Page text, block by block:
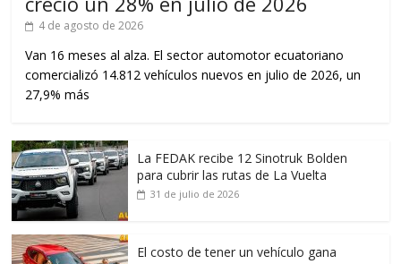
4 de agosto de 2026
Van 16 meses al alza. El sector automotor ecuatoriano
comercializó 14.812 vehículos nuevos en julio de 2026, un
27,9% más
La FEDAK recibe 12 Sinotruk Bolden
para cubrir las rutas de La Vuelta
31 de julio de 2026
El costo de tener un vehículo gana